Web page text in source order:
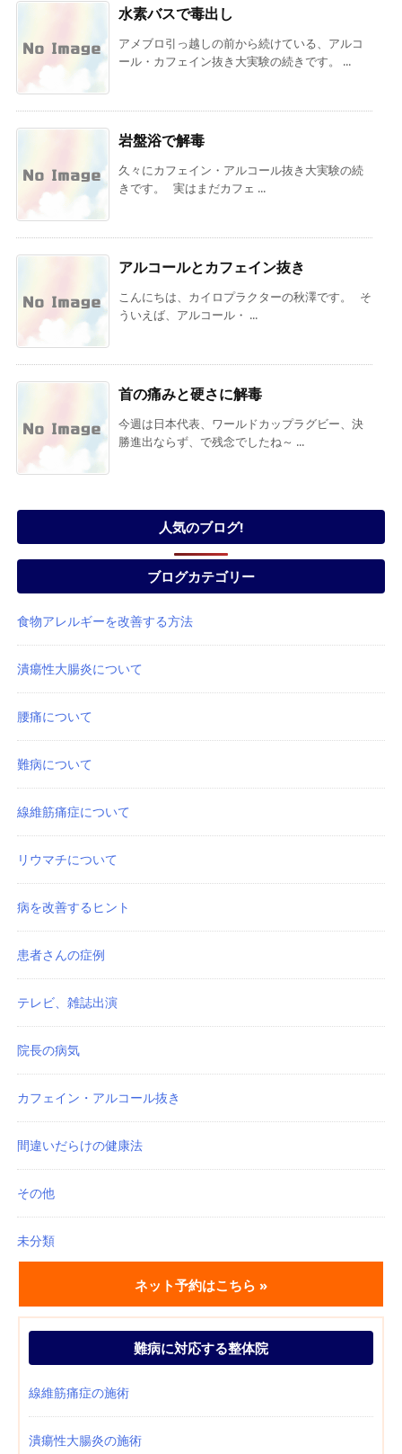
水素バスで毒出し
アメブロ引っ越しの前から続けている、アルコ
ール・カフェイン抜き大実験の続きです。 ...
岩盤浴で解毒
久々にカフェイン・アルコール抜き大実験の続
きです。 実はまだカフェ ...
アルコールとカフェイン抜き
こんにちは、カイロプラクターの秋澤です。 そ
ういえば、アルコール・ ...
首の痛みと硬さに解毒
今週は日本代表、ワールドカップラグビー、決
勝進出ならず、で残念でしたね～ ...
人気のブログ!
ブログカテゴリー
食物アレルギーを改善する方法
潰瘍性大腸炎について
腰痛について
難病について
線維筋痛症について
リウマチについて
病を改善するヒント
患者さんの症例
テレビ、雑誌出演
院長の病気
カフェイン・アルコール抜き
間違いだらけの健康法
その他
未分類
ネット予約はこちら »
難病に対応する整体院
線維筋痛症の施術
潰瘍性大腸炎の施術